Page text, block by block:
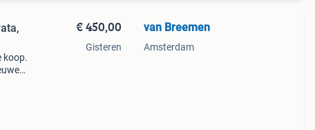
koop.
€ 450,00
Gisteren
van Breemen
Amsterdam